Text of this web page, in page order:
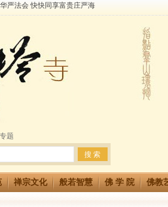
生简章
利普渡群蒙盂兰盆
章
严法会 快快同享富贵庄严海
专题
禅宗文化 般若智慧 佛 学 院 佛教